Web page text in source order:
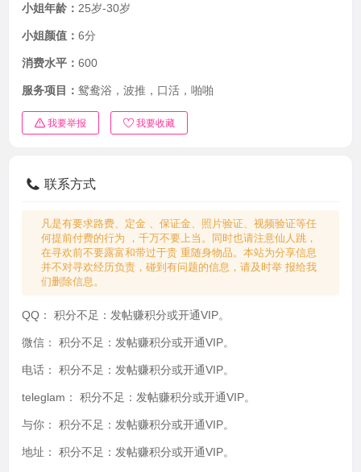
小姐年龄： 25岁-30岁
小姐颜值： 6分
消费水平： 600
服务项目： 鸳鸯浴，波推，口活，啪啪
我要举报 我要收藏
联系方式
凡是有要求路费、定金 、保证金、照片验证、视频验证等任
何提前付费的行为 ，千万不要上当。同时也请注意仙人跳，
在寻欢前不要露富和带过于贵 重随身物品。本站为分享信息
并不对寻欢经历负责，碰到有问题的信息，请及时举 报给我
们删除信息。
QQ： 积分不足：发帖赚积分或开通VIP。
微信： 积分不足：发帖赚积分或开通VIP。
电话： 积分不足：发帖赚积分或开通VIP。
teleglam： 积分不足：发帖赚积分或开通VIP。
与你： 积分不足：发帖赚积分或开通VIP。
地址： 积分不足：发帖赚积分或开通VIP。